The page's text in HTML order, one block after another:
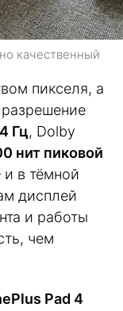
качественный
пикселя, а
Гц, Dolby
нит пиковой
и в тёмной
дисплей
и работы
чем
Pad 4